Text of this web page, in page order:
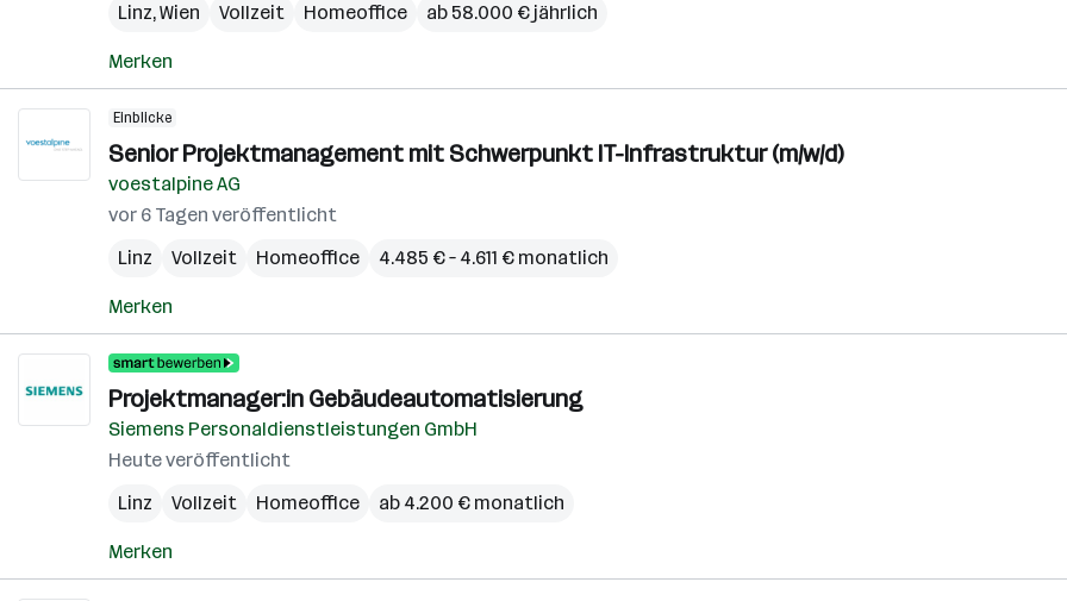
Linz,Wien Vollzeit Homeoffice ab 58.000 € jährlich
Merken
Einblicke
Senior Projektmanagement mit Schwerpunkt IT-Infrastruktur (m/w/d)
voestalpine AG
vor 6 Tagen veröffentlicht
Linz
Vollzeit Homeoffice 4.485 € – 4.611 € monatlich
Merken
Projektmanager:in Gebäudeautomatisierung
Siemens Personaldienstleistungen GmbH
Heute veröffentlicht
Linz
Vollzeit Homeoffice ab 4.200 € monatlich
Merken